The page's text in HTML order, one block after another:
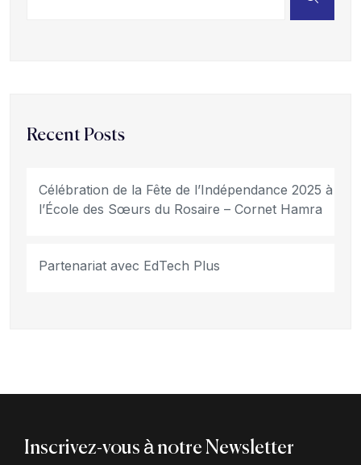
Recent Posts
Célébration de la Fête de l’Indépendance 2025 à
l’École des Sœurs du Rosaire – Cornet Hamra
Partenariat avec EdTech Plus
Inscrivez-vous à notre Newsletter